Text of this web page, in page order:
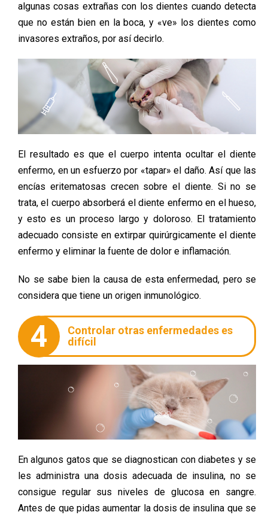
algunas cosas extrañas con los dientes cuando detecta
que no están bien en la boca, y «ve» los dientes como
invasores extraños, por así decirlo.
El resultado es que el cuerpo intenta ocultar el diente
enfermo, en un esfuerzo por «tapar» el daño. Así que las
encías eritematosas crecen sobre el diente. Si no se
trata, el cuerpo absorberá el diente enfermo en el hueso,
y esto es un proceso largo y doloroso. El tratamiento
adecuado consiste en extirpar quirúrgicamente el diente
enfermo y eliminar la fuente de dolor e inflamación.
No se sabe bien la causa de esta enfermedad, pero se
considera que tiene un origen inmunológico.
4
Controlar otras enfermedades es
difícil
En algunos gatos que se diagnostican con diabetes y se
les administra una dosis adecuada de insulina, no se
consigue regular sus niveles de glucosa en sangre.
Antes de que pidas aumentar la dosis de insulina que se